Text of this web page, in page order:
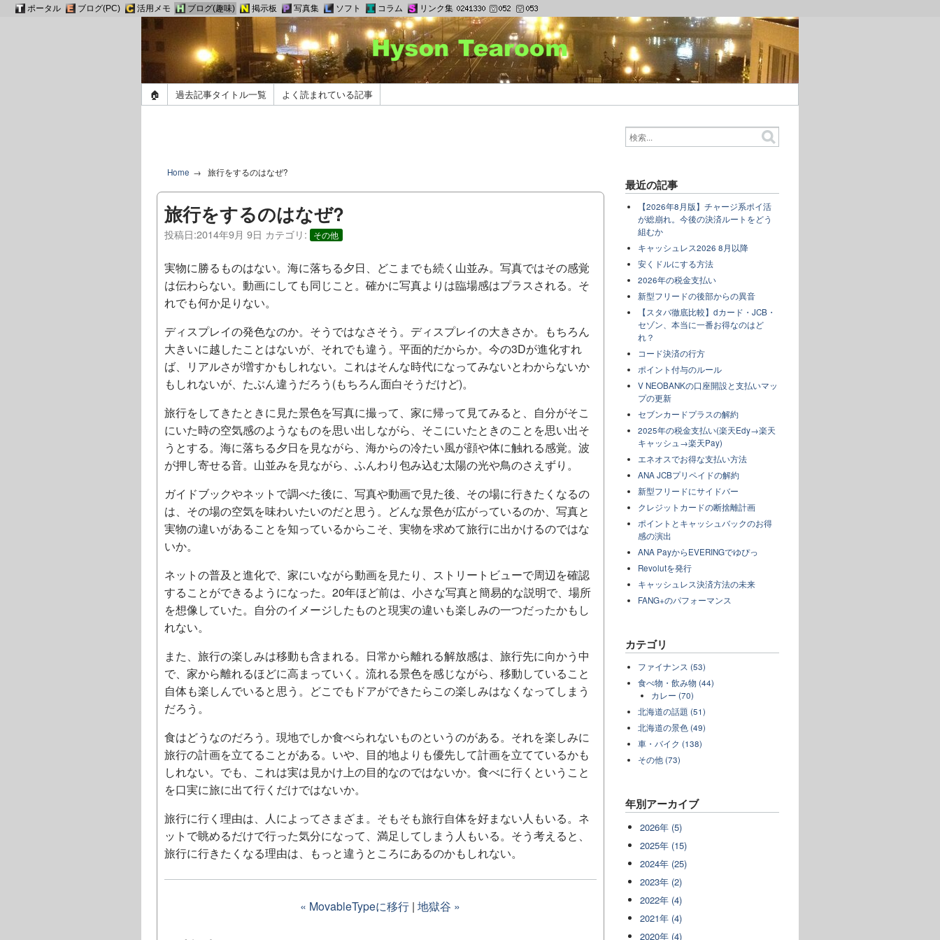
🏠 過去記事タイトル一覧 よく読まれている記事
Home 旅行をするのはなぜ?
旅行をするのはなぜ?
投稿日:2014年9月 9日 カテゴリ: その他
実物に勝るものはない。海に落ちる夕日、どこまでも続く山並み。写真ではその感覚
は伝わらない。動画にしても同じこと。確かに写真よりは臨場感はプラスされる。そ
れでも何か足りない。
ディスプレイの発色なのか。そうではなさそう。ディスプレイの大きさか。もちろん
大きいに越したことはないが、それでも違う。平面的だからか。今の3Dが進化すれ
ば、リアルさが増すかもしれない。これはそんな時代になってみないとわからないか
もしれないが、たぶん違うだろう(もちろん面白そうだけど)。
旅行をしてきたときに見た景色を写真に撮って、家に帰って見てみると、自分がそこ
にいた時の空気感のようなものを思い出しながら、そこにいたときのことを思い出そ
うとする。海に落ちる夕日を見ながら、海からの冷たい風が顔や体に触れる感覚。波
が押し寄せる音。山並みを見ながら、ふんわり包み込む太陽の光や鳥のさえずり。
ガイドブックやネットで調べた後に、写真や動画で見た後、その場に行きたくなるの
は、その場の空気を味わいたいのだと思う。どんな景色が広がっているのか、写真と
実物の違いがあることを知っているからこそ、実物を求めて旅行に出かけるのではな
いか。
ネットの普及と進化で、家にいながら動画を見たり、ストリートビューで周辺を確認
することができるようになった。20年ほど前は、小さな写真と簡易的な説明で、場所
を想像していた。自分のイメージしたものと現実の違いも楽しみの一つだったかもし
れない。
また、旅行の楽しみは移動も含まれる。日常から離れる解放感は、旅行先に向かう中
で、家から離れるほどに高まっていく。流れる景色を感じながら、移動していること
自体も楽しんでいると思う。どこでもドアができたらこの楽しみはなくなってしまう
だろう。
食はどうなのだろう。現地でしか食べられないものというのがある。それを楽しみに
旅行の計画を立てることがある。いや、目的地よりも優先して計画を立てているかも
しれない。でも、これは実は見かけ上の目的なのではないか。食べに行くということ
を口実に旅に出て行くだけではないか。
旅行に行く理由は、人によってさまざま。そもそも旅行自体を好まない人もいる。ネ
ットで眺めるだけで行った気分になって、満足してしまう人もいる。そう考えると、
旅行に行きたくなる理由は、もっと違うところにあるのかもしれない。
« MovableTypeに移行 | 地獄谷 »
最近の記事
【2026年8月版】チャージ系ポイ活
が総崩れ。今後の決済ルートをどう
組むか
キャッシュレス2026 8月以降
安くドルにする方法
2026年の税金支払い
新型フリードの後部からの異音
【スタバ徹底比較】dカード・JCB・
セゾン、本当に一番お得なのはど
れ？
コード決済の行方
ポイント付与のルール
V NEOBANKの口座開設と支払いマッ
プの更新
セブンカードプラスの解約
2025年の税金支払い(楽天Edy→楽天
キャッシュ→楽天Pay)
エネオスでお得な支払い方法
ANA JCBプリペイドの解約
新型フリードにサイドバー
クレジットカードの断捨離計画
ポイントとキャッシュバックのお得
感の演出
ANA PayからEVERINGでゆぴっ
Revolutを発行
キャッシュレス決済方法の未来
FANG+のパフォーマンス
カテゴリ
ファイナンス (53)
食べ物・飲み物 (44)
カレー (70)
北海道の話題 (51)
北海道の景色 (49)
車・バイク (138)
その他 (73)
年別アーカイブ
2026年 (5)
2025年 (15)
2024年 (25)
2023年 (2)
2022年 (4)
2021年 (4)
2020年 (4)
ポータル ブログ(PC) 活用メモ ブログ(趣味) 掲示板 写真集 ソフト コラム リンク集